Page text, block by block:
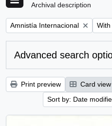
Archival description
Remove filter:
Amnistía Internacional
Advanced search
Print preview Card view
Sort by: Date